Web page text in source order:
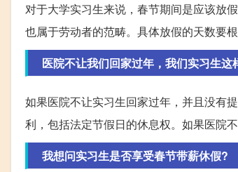
对于大学实习生来说，春节期间是应该放
也属于劳动者的范畴。具体放假的天数要
医院不让我们回家过年，我们实习生这
如果医院不让实习生回家过年，并且没有
利，包括法定节假日的休息权。如果医院
我想问实习生是否享受春节带薪休假?